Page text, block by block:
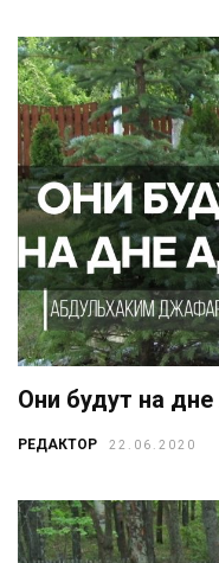
Они будут на
РЕДАКТОР 22.06.2020